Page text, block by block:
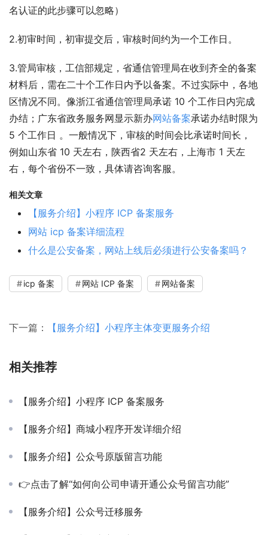
名认证的此步骤可以忽略）
2.初审时间，初审提交后，审核时间约为一个工作日。
3.管局审核，工信部规定，省通信管理局在收到齐全的备案
材料后，需在二十个工作日内予以备案。不过实际中，各地
区情况不同。像浙江省通信管理局承诺 10 个工作日内完成
办结；广东省政务服务网显示新办网站备案承诺办结时限为
5 个工作日 。一般情况下，审核的时间会比承诺时间长，
例如山东省 10 天左右，陕西省2 天左右，上海市 1 天左
右，每个省份不一致，具体请咨询客服。
相关文章
【服务介绍】小程序 ICP 备案服务
网站 icp 备案详细流程
什么是公安备案，网站上线后必须进行公安备案吗？
icp 备案 网站 ICP 备案 网站备案
下一篇： 【服务介绍】小程序主体变更服务介绍
相关推荐
【服务介绍】小程序 ICP 备案服务
【服务介绍】商城小程序开发详细介绍
【服务介绍】公众号原版留言功能
👉点击了解“如何向公司申请开通公众号留言功能”
【服务介绍】公众号迁移服务